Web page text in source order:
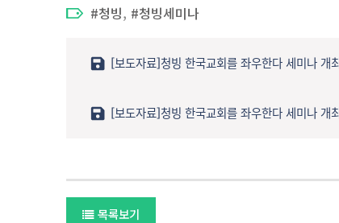
청빙, 청빙세미나
[보도자료]청빙 한국교회를 좌우한다
[보도자료]청빙 한국교회를 좌우한다
목록보기